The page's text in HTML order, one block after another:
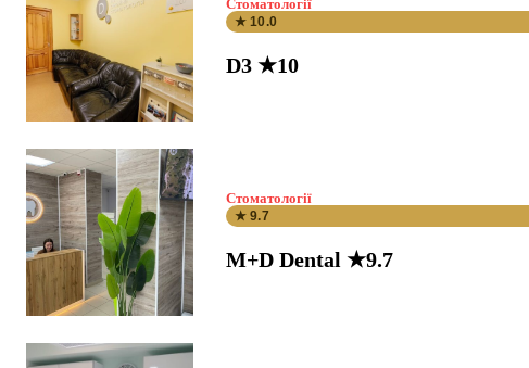
Стоматології
★ 10.0
D3 ★10
Стоматології
★ 9.7
M+D Dental ★9.7